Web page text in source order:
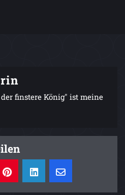
finstere König" ist meine